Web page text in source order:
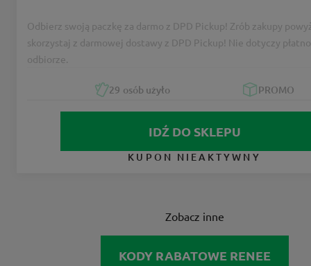
29 osób użyło PROMO
IDŹ DO SKLEPU
KUPON NIEAKTYWNY
Odbierz swoją paczkę za darmo z DPD Pickup! Zrób zakupy
skorzystaj z darmowej dostawy z DPD Pickup! Nie dotyczy
odbiorze.
Zobacz inne
KODY RABATOWE RENEE